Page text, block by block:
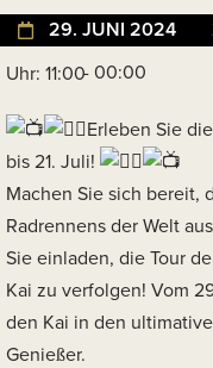
29. JUNI 2024
Uhr: 11:00- 00:00
Erleben Sie
bis 21. Juli!
Machen Sie sich bereit,
Radrennens der Welt
Sie einladen, die Tour
Kai zu verfolgen! Vom
den Kai in den
Genießer.